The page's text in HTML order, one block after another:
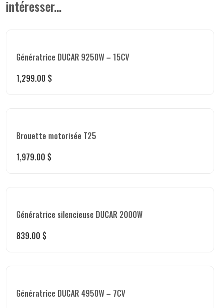
intéresser...
Génératrice DUCAR 9250W – 15CV
1,299.00 $
Brouette motorisée T25
1,979.00 $
Génératrice silencieuse DUCAR 2000W
839.00 $
Génératrice DUCAR 4950W – 7CV